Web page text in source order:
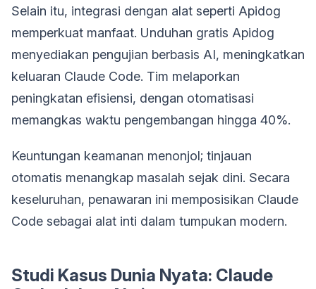
Selain itu, integrasi dengan alat seperti Apidog
memperkuat manfaat. Unduhan gratis Apidog
menyediakan pengujian berbasis AI, meningkatkan
keluaran Claude Code. Tim melaporkan
peningkatan efisiensi, dengan otomatisasi
memangkas waktu pengembangan hingga 40%.
Keuntungan keamanan menonjol; tinjauan
otomatis menangkap masalah sejak dini. Secara
keseluruhan, penawaran ini memposisikan Claude
Code sebagai alat inti dalam tumpukan modern.
Studi Kasus Dunia Nyata: Claude